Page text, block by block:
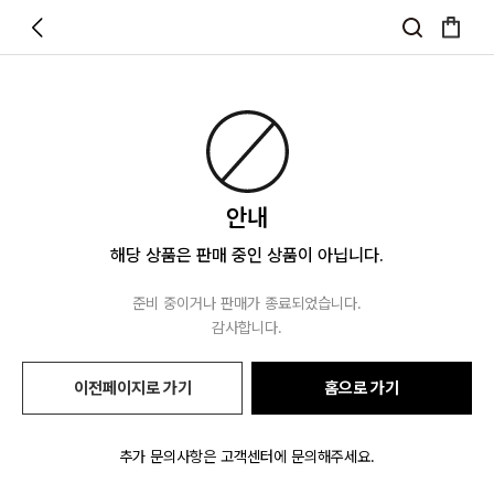
안내
해당 상품은 판매 중인 상품이 아닙니다.
준비 중이거나 판매가 종료되었습니다.
감사합니다.
이전페이지로 가기 홈으로 가기
추가 문의사항은 고객센터에 문의해주세요.